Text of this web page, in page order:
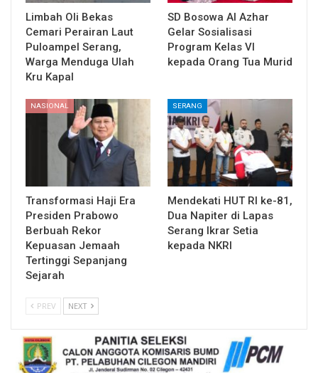
Limbah Oli Bekas
Cemari Perairan Laut
Puloampel Serang,
Warga Menduga Ulah
Kru Kapal
SD Bosowa Al Azhar
Gelar Sosialisasi
Program Kelas VI
kepada Orang Tua Murid
NASIONAL
Transformasi Haji Era
Presiden Prabowo
Berbuah Rekor
Kepuasan Jemaah
Tertinggi Sepanjang
Sejarah
SERANG
Mendekati HUT RI ke-81,
Dua Napiter di Lapas
Serang Ikrar Setia
kepada NKRI
PREV NEXT